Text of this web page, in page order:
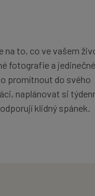
na to, co ve vašem
fotografie a jedinečné
promítnout do svého
naplánovat si
klidný spánek.